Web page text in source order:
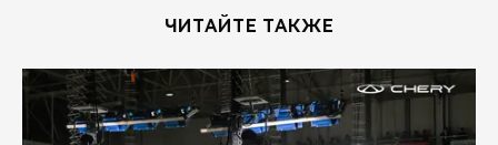
ЧИТАЙТЕ ТАКЖЕ